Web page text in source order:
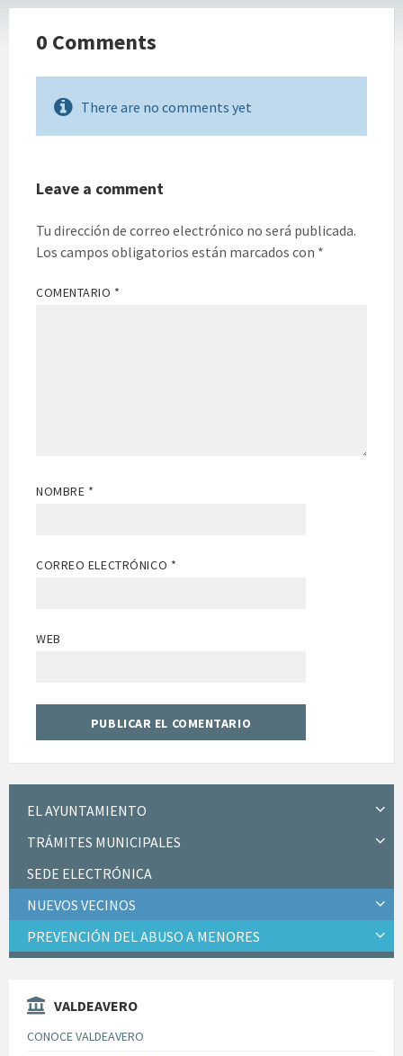
0 Comments
There are no comments yet
Leave a comment
Tu dirección de correo electrónico no será publicada.
Los campos obligatorios están marcados con *
COMENTARIO *
NOMBRE *
CORREO ELECTRÓNICO *
WEB
EL AYUNTAMIENTO
TRÁMITES MUNICIPALES
SEDE ELECTRÓNICA
NUEVOS VECINOS
PREVENCIÓN DEL ABUSO A MENORES
VALDEAVERO
CONOCE VALDEAVERO